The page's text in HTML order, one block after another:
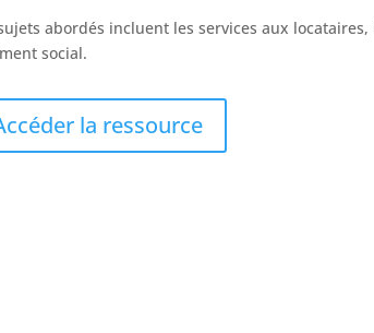
abordés incluent les services aux
social.
la ressource